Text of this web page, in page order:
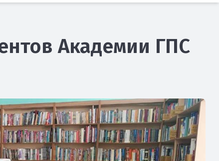
Академии ГПС